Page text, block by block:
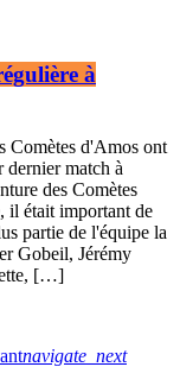
à
Comètes d'Amos ont
match à
des Comètes
il était important de
partie de l'équipe la
Gobeil, Jérémy
[…]
navigate_next